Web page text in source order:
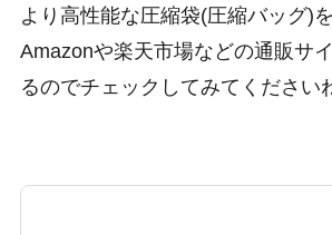
より高性能な圧縮袋(圧縮バッグ)
Amazonや楽天市場などの通販サ
るのでチェックしてみてください